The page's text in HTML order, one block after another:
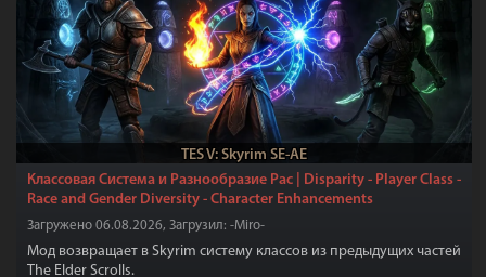
TES V: Skyrim SE-AE
Классовая Система и Разнообразие Рас | Disparity - Player Class -
Race and Gender Diversity - Character Enhancements
Загружено 06.08.2026, Загрузил: -Miro-
Мод возвращает в Skyrim систему классов из предыдущих частей
The Elder Scrolls.